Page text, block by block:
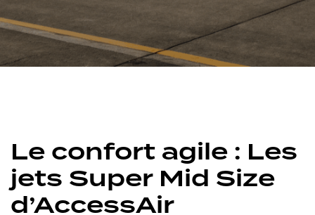
Le confort agile : Les
jets Super Mid Size
d’AccessAir